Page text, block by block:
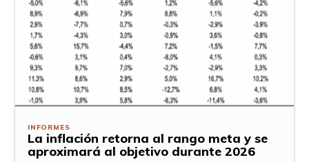
INFORMES
La inflación retorna al rango meta y se
aproximará al objetivo durante 2026